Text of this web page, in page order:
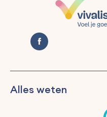
Alles weten